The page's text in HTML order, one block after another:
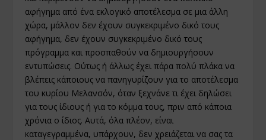
αφήγημα από ένα εκλογικό αποτέλεσμα σε μια άλλη
χώρα, μάλλον δεν έχουν συγκεκριμένο δικό τους
αφήγημα, δεν έχουν συγκεκριμένο δικό τους
πρόγραμμα και προσπαθούν να δημιουργήσουν
εντυπώσεις. Ούτως ή άλλως έχει πάρα πολύ πλάκα να
βλέπεις κάποιους να πανηγυρίζουν για το αποτέλεσμα
του κυρίου Μελανσόν, όταν ξεχνάνε τι έχει δηλώσει
για τους ίδιους ή για το κόμμα τους, πριν από κάποια
χρόνια ο ίδιος. Αυτά, όλα πλέον, είναι
καταγεγραμμένα, υπάρχουν, δεν χρειάζεται να σας τα